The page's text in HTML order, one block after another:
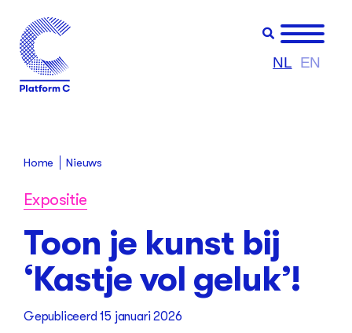
NL EN
Home Nieuws
Expositie
Toon je kunst bij
‘Kastje vol geluk’!
Gepubliceerd 15 januari 2026